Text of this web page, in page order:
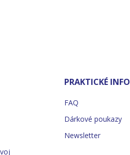
PRAKTICKÉ INFO
FAQ
Dárkové poukazy
Newsletter